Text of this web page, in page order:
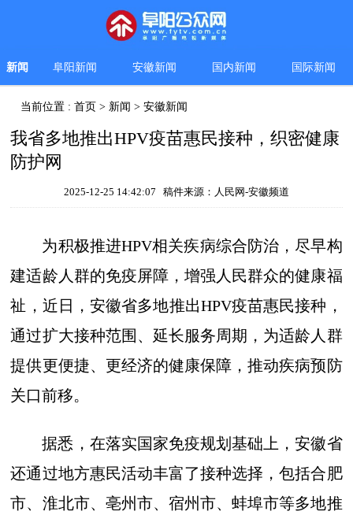
新闻 阜阳新闻 安徽新闻 国内新闻 国际新闻
当前位置 :首页 > 新闻 >安徽新闻
我省多地推出HPV疫苗惠民接种，织密健康
防护网
2025-12-25 14:42:07 稿件来源：人民网-安徽频道
为积极推进HPV相关疾病综合防治，尽早构
建适龄人群的免疫屏障，增强人民群众的健康福
祉，近日，安徽省多地推出HPV疫苗惠民接种，
通过扩大接种范围、延长服务周期，为适龄人群
提供更便捷、更经济的健康保障，推动疾病预防
关口前移。
据悉，在落实国家免疫规划基础上，安徽省
还通过地方惠民活动丰富了接种选择，包括合肥
市、淮北市、亳州市、宿州市、蚌埠市等多地推